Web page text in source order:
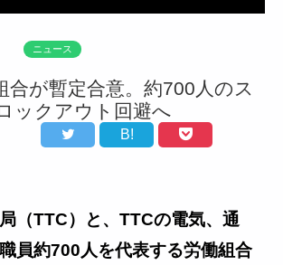
ニュース
合が暫定合意。約700人のス
ックアウト回避へ
B!
（TTC）と、TTCの電気、通
員約700人を代表する労働組合